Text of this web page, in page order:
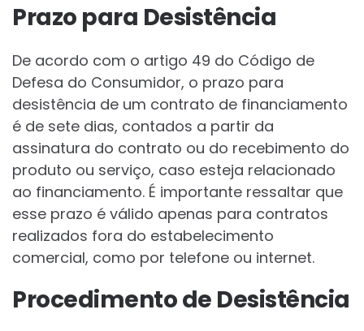
Prazo para Desistência
De acordo com o artigo 49 do Código de
Defesa do Consumidor, o prazo para
desistência de um contrato de financiamento
é de sete dias, contados a partir da
assinatura do contrato ou do recebimento do
produto ou serviço, caso esteja relacionado
ao financiamento. É importante ressaltar que
esse prazo é válido apenas para contratos
realizados fora do estabelecimento
comercial, como por telefone ou internet.
Procedimento de Desistência